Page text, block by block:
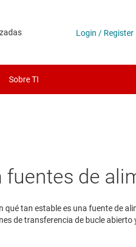
Sobre TI
fuentes de
qué tan estable es una fuente de
de transferencia de bucle abierto